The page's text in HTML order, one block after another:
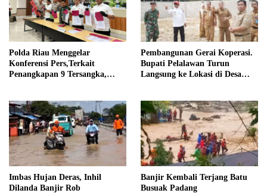
Polda Riau Menggelar
Konferensi Pers,Terkait
Penangkapan 9 Tersangka,
Pembangunan Gerai Koperasi.
Bupati Pelalawan Turun
Langsung ke Lokasi di Desa
Imbas Hujan Deras, Inhil
Dilanda Banjir Rob
Banjir Kembali Terjang Batu
Busuak Padang